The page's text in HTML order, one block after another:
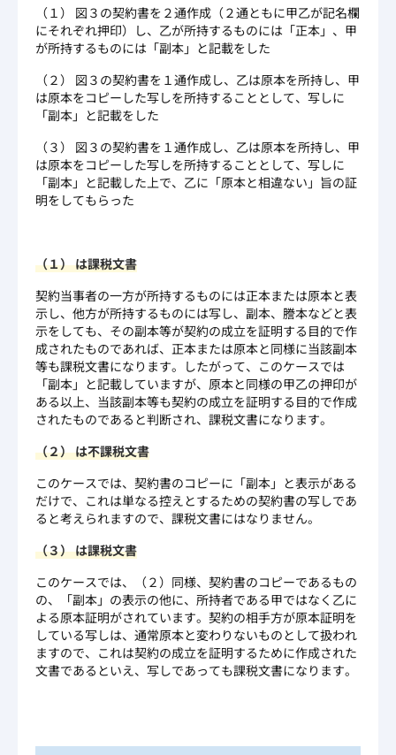
（１） 図３の契約書を２通作成（２通ともに甲乙が記名欄
にそれぞれ押印）し、乙が所持するものには「正本」、甲
が所持するものには「副本」と記載をした
（２） 図３の契約書を１通作成し、乙は原本を所持し、甲
は原本をコピーした写しを所持することとして、写しに
「副本」と記載をした
（３） 図３の契約書を１通作成し、乙は原本を所持し、甲
は原本をコピーした写しを所持することとして、写しに
「副本」と記載した上で、乙に「原本と相違ない」旨の証
明をしてもらった
（１） は課税文書
契約当事者の一方が所持するものには正本または原本と表
示し、他方が所持するものには写し、副本、謄本などと表
示をしても、その副本等が契約の成立を証明する目的で作
成されたものであれば、正本または原本と同様に当該副本
等も課税文書になります。したがって、このケースでは
「副本」と記載していますが、原本と同様の甲乙の押印が
ある以上、当該副本等も契約の成立を証明する目的で作成
されたものであると判断され、課税文書になります。
（２） は不課税文書
このケースでは、契約書のコピーに「副本」と表示がある
だけで、これは単なる控えとするための契約書の写しであ
ると考えられますので、課税文書にはなりません。
（３） は課税文書
このケースでは、（２）同様、契約書のコピーであるもの
の、「副本」の表示の他に、所持者である甲ではなく乙に
よる原本証明がされています。契約の相手方が原本証明を
している写しは、通常原本と変わりないものとして扱われ
ますので、これは契約の成立を証明するために作成された
文書であるといえ、写しであっても課税文書になります。